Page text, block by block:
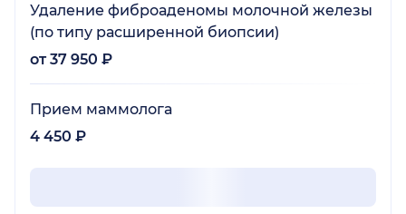
Удаление фиброаденомы молочной железы
(по типу расширенной биопсии)
от 37 950 ₽
Прием маммолога
4 450 ₽